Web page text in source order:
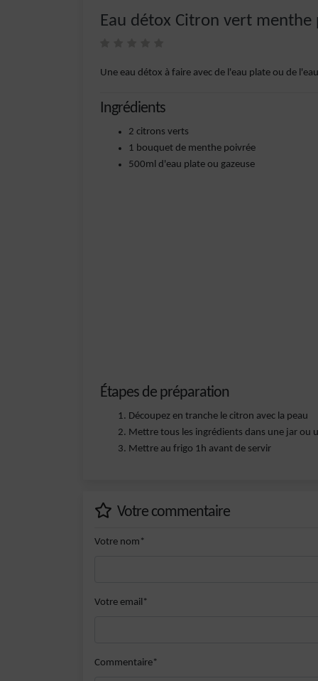
Eau détox Citron vert menthe
Une eau détox à faire avec de l'eau plate ou de
Ingrédients
2 citrons verts
1 bouquet de menthe poivrée
500ml d'eau plate ou gazeuse
Étapes de préparation
Découpez en tranche le citron avec la peau
Mettre tous les ingrédients dans une jar ou
Mettre au frigo 1h avant de servir
Votre commentaire
Votre nom*
Votre email*
Commentaire*